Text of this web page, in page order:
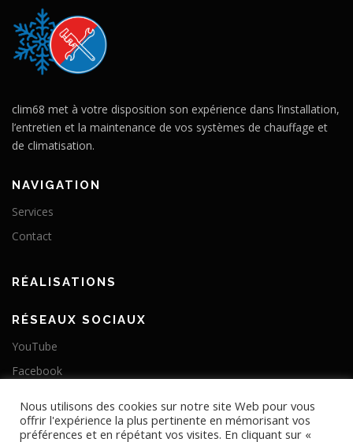
clim68 met à votre disposition son expérience dans l’installation,
l’entretien et la maintenance de vos systèmes de chauffage et
de climatisation.
NAVIGATION
Services
Contact
RÉALISATIONS
RÉSEAUX SOCIAUX
YouTube
Facebook
Nous utilisons des cookies sur notre site Web pour vous
offrir l'expérience la plus pertinente en mémorisant vos
préférences et en répétant vos visites. En cliquant sur «